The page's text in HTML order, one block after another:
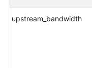
upstream_bandwidth